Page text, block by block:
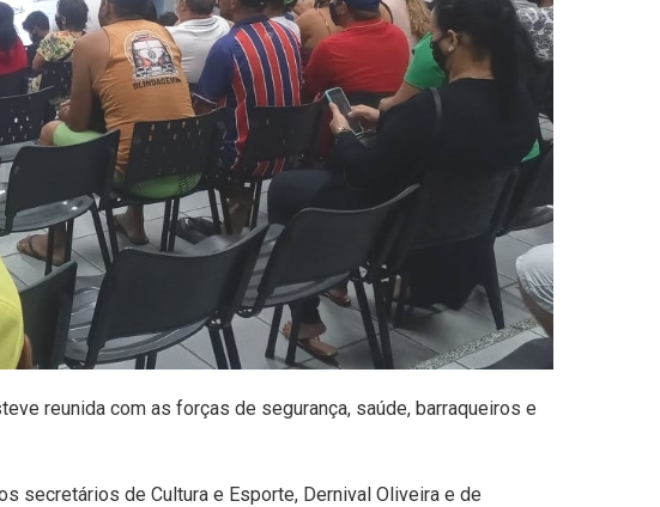
reunida com as forças de segurança, saúde, barraqueiros e
secretários de Cultura e Esporte, Dernival Oliveira e de